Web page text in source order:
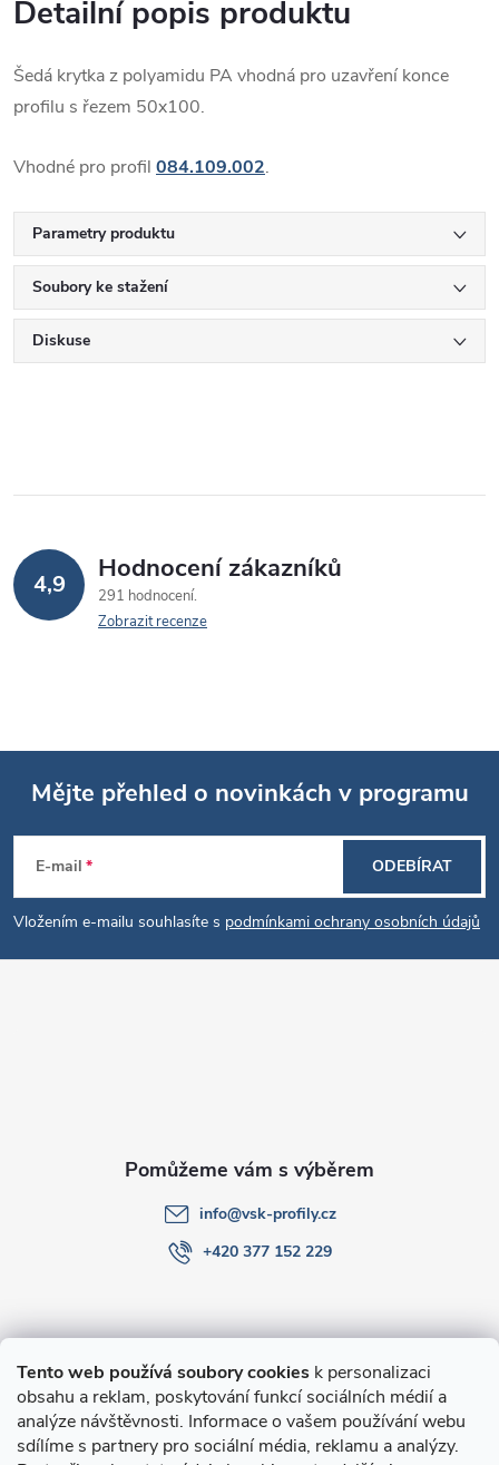
Tento web používá soubory cookies k personalizaci
obsahu a reklam, poskytování funkcí sociálních médií a
analýze návštěvnosti. Informace o vašem používání webu
sdílíme s partnery pro sociální média, reklamu a analýzy.
Detailní popis produktu
Šedá krytka z polyamidu PA vhodná pro uzavření konce
profilu s řezem 50x100.
Vhodné pro profil 084.109.002.
Parametry produktu
Soubory ke stažení
Diskuse
4,9 Hodnocení zákazníků
291 hodnocení
Zobrazit recenze
Z
á
p
Mějte přehled o novinkách v programu
E-mail
Vložením e-mailu souhlasíte s podmínkami ochrany osobních údajů
ODEBÍRAT
O nákupu
info@vsk-profily.cz
+420 377 152 229